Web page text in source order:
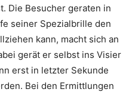
Die Besucher geraten in
seiner Spezialbrille den
kann, macht sich an
gerät er selbst ins Visier
erst in letzter Sekunde
Bei den Ermittlungen